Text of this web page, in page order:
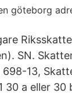
SN.
698-13,
30 a eller 30